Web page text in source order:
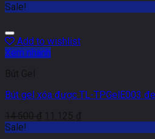
Sale!
Add to wishlist
Xem nhanh
Bút Gel
Bút gel xóa được TL-TPGelE003
14.500₫ 11.125 ₫
Sale!